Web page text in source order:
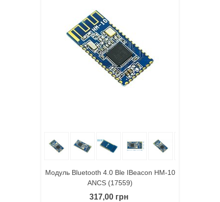
Модуль Bluetooth 4.0 Ble IBeacon HM-10
ANCS (17559)
317,00 грн